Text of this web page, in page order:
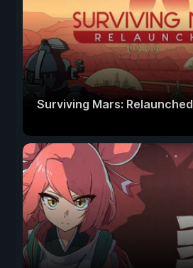
Surviving Mars: Relaunched